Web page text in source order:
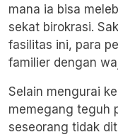
mana ia bisa
sekat birokrasi.
fasilitas ini, para
familier dengan
Selain mengurai
memegang teguh
seseorang tidak